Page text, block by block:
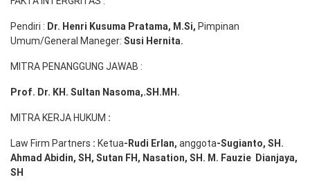
Pendiri : Dr. Henri Kusuma Pratama, M.Si, Pimpinan
Umum/General Maneger: Susi Hernita.
MITRA PENANGGUNG JAWAB :
Prof. Dr. KH. Sultan Nasoma,.SH.MH.
MITRA KERJA HUKUM :
Law Firm Partners : Ketua-Rudi Erlan, anggota-Sugianto, SH.
Ahmad Abidin, SH, Sutan FH, Nasation, SH. M. Fauzie Dianjaya,
SH